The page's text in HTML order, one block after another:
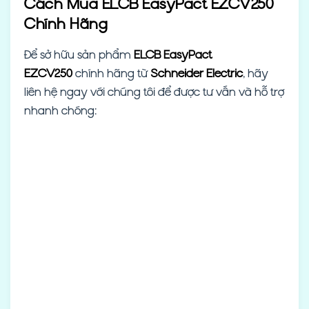
Cách Mua ELCB EasyPact EZCV250
Chính Hãng
Để sở hữu sản phẩm ELCB EasyPact
EZCV250 chính hãng từ Schneider Electric, hãy
liên hệ ngay với chúng tôi để được tư vấn và hỗ trợ
nhanh chóng: